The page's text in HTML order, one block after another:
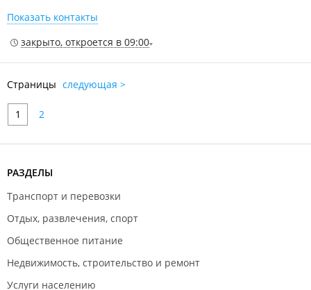
Показать контакты
закрыто, откроется в 09:00
Страницы следующая >
1 2
РАЗДЕЛЫ
Транспорт и перевозки
Отдых, развлечения, спорт
Общественное питание
Недвижимость, строительство и ремонт
Услуги населению